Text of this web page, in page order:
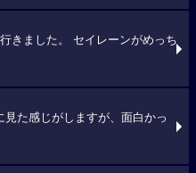
きました。 セイレーンがめっち
た感じがしますが、面白かっ